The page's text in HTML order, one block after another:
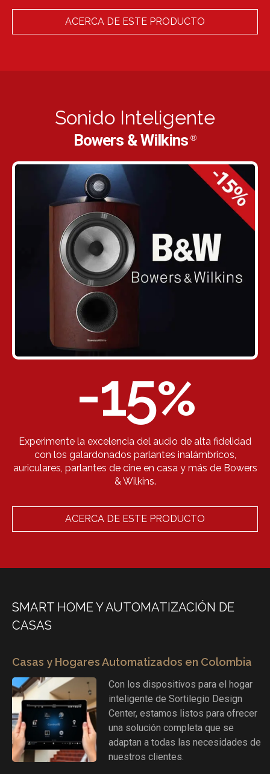
ACERCA DE ESTE PRODUCTO
Sonido Inteligente
Bowers & Wilkins ®
-15%
Experimente la excelencia del audio de alta fidelidad
con los galardonados parlantes inalámbricos,
auriculares, parlantes de cine en casa y más de Bowers
& Wilkins.
ACERCA DE ESTE PRODUCTO
SMART HOME Y AUTOMATIZACIÓN DE
CASAS
Casas y Hogares Automatizados en Colombia
Con los dispositivos para el hogar
inteligente de Sortilegio Design
Center, estamos listos para ofrecer
una solución completa que se
adaptan a todas las necesidades de
nuestros clientes.